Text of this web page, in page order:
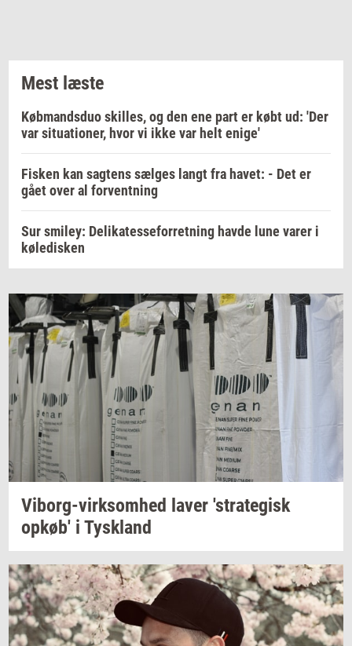
Mest læste
Købmandsduo skilles, og den ene part er købt ud: 'Der
var situationer, hvor vi ikke var helt enige'
Fisken kan sagtens sælges langt fra havet: - Det er
gået over al forventning
Sur smiley: Delikatesseforretning havde lune varer i
køledisken
Viborg-​virksomhed laver 'stra­te­gisk
opkøb' i Tys­kland